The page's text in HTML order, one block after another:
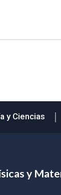
y Ciencias
y